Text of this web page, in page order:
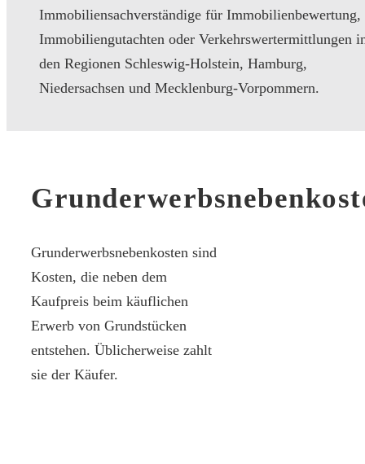
Immobiliensachverständige für Immobilienbewertung,
Immobiliengutachten oder Verkehrswertermittlungen
den Regionen Schleswig-Holstein, Hamburg,
Niedersachsen und Mecklenburg-Vorpommern.
Grunderwerbsnebenkosten sind
Kosten, die neben dem
Kaufpreis beim käuflichen
Erwerb von Grundstücken
entstehen. Üblicherweise zahlt
sie der Käufer.